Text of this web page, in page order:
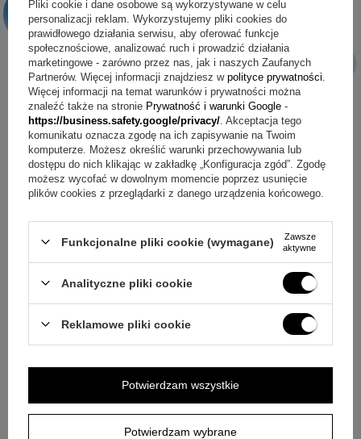
ZAPYTAJ O PRODUKT
Jeżeli powyższy opis jest dla Ciebie niewystarczający, prześlij nam
swoje pytanie odnośnie tego produktu. Postaramy się odpowiedzieć tak
polityką prywatności. Przesyłając je, akceptujesz jej postanowienia.
Pliki cookie i dane osobowe są wykorzystywane w celu
personalizacji reklam. Wykorzystujemy pliki cookies do
prawidłowego działania serwisu, aby oferować funkcje
społecznościowe, analizować ruch i prowadzić działania
marketingowe - zarówno przez nas, jak i naszych Zaufanych
Partnerów. Więcej informacji znajdziesz w polityce prywatności
Więcej informacji na temat warunków i prywatności można
znaleźć także na stronie Prywatność i warunki Google -
https://business.safety.google/privacy/ . Akceptacja tego
komunikatu oznacza zgodę na ich zapisywanie na Twoim
komputerze. Możesz określić warunki przechowywania lub
dostępu do nich klikając w zakładkę „Konfiguracja zgód”. Zgodę
możesz wycofać w dowolnym momencie poprzez usunięcie
plików cookies z przeglądarki z danego urządzenia końcowego.
Funkcjonalne pliki cookie (wymagane)
Zawsze
aktywne
Analityczne pliki cookie
Reklamowe pliki cookie
Potwierdzam wybrane
Potwierdzam wszystkie